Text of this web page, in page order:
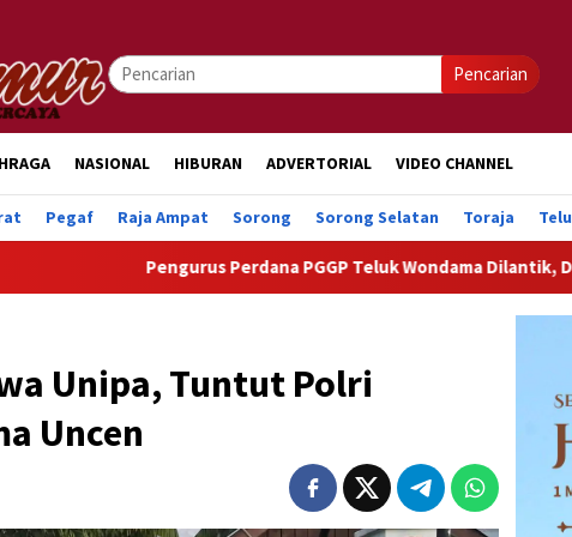
Pencarian
NASIONAL HIBURAN ADVERTORIAL VIDEO CHANNEL
Pegaf Raja Ampat Sorong Sorong Selatan Toraja
Pengurus Perdana PGGP Teluk Wondama Dilantik, Dorong
Unipa, Tuntut Polri
Uncen